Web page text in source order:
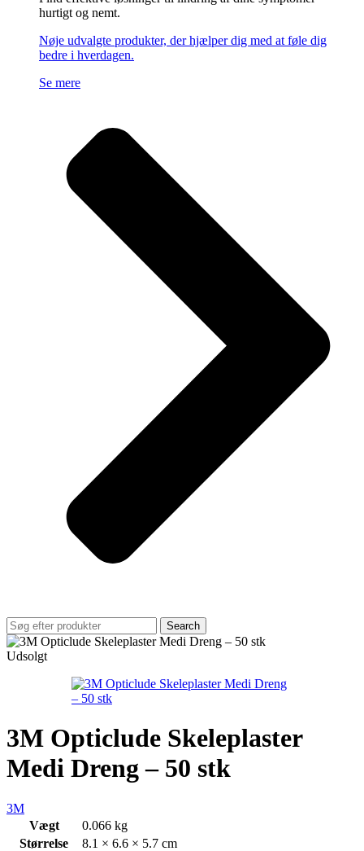
hurtigt og nemt.
Nøje udvalgte produkter, der hjælper dig med at føle dig
bedre i hverdagen.
Se mere
Search
Udsolgt
3M Opticlude Skeleplaster
Medi Dreng – 50 stk
3M
Vægt
0.066 kg
Størrelse
8.1 × 6.6 × 5.7 cm